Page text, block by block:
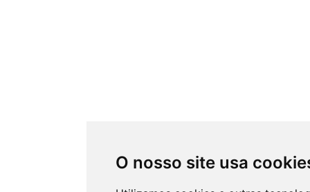
O nosso site usa